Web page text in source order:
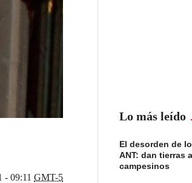
- 09:11 GMT-5
Lo más leído
El desorden de
ANT: dan tierras
campesinos